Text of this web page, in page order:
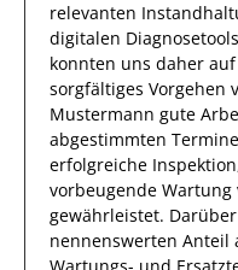
relevanten
digitalen Diagnosetools
konnten uns daher auf
sorgfältiges Vorgehen
Mustermann gute
abgestimmten
erfolgreiche
vorbeugende
gewährleistet.
nennenswerten Anteil